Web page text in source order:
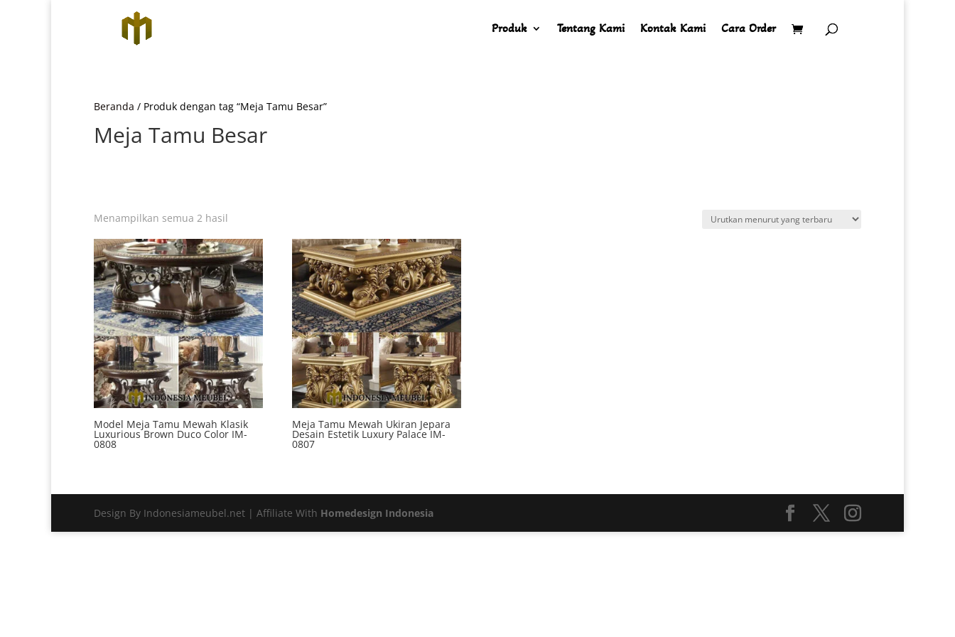
Produk Tentang Kami Kontak Kami Cara Order
Beranda / Produk dengan tag “Meja Tamu Besar”
Meja Tamu Besar
Menampilkan semua 2 hasil
yang
terbaru
Model Meja Tamu Mewah Klasik
Luxurious Brown Duco Color IM-
0808
Meja Tamu Mewah Ukiran Jepara
Desain Estetik Luxury Palace IM-
0807
Design By Indonesiameubel.net | Affiliate With Homedesign Indonesia